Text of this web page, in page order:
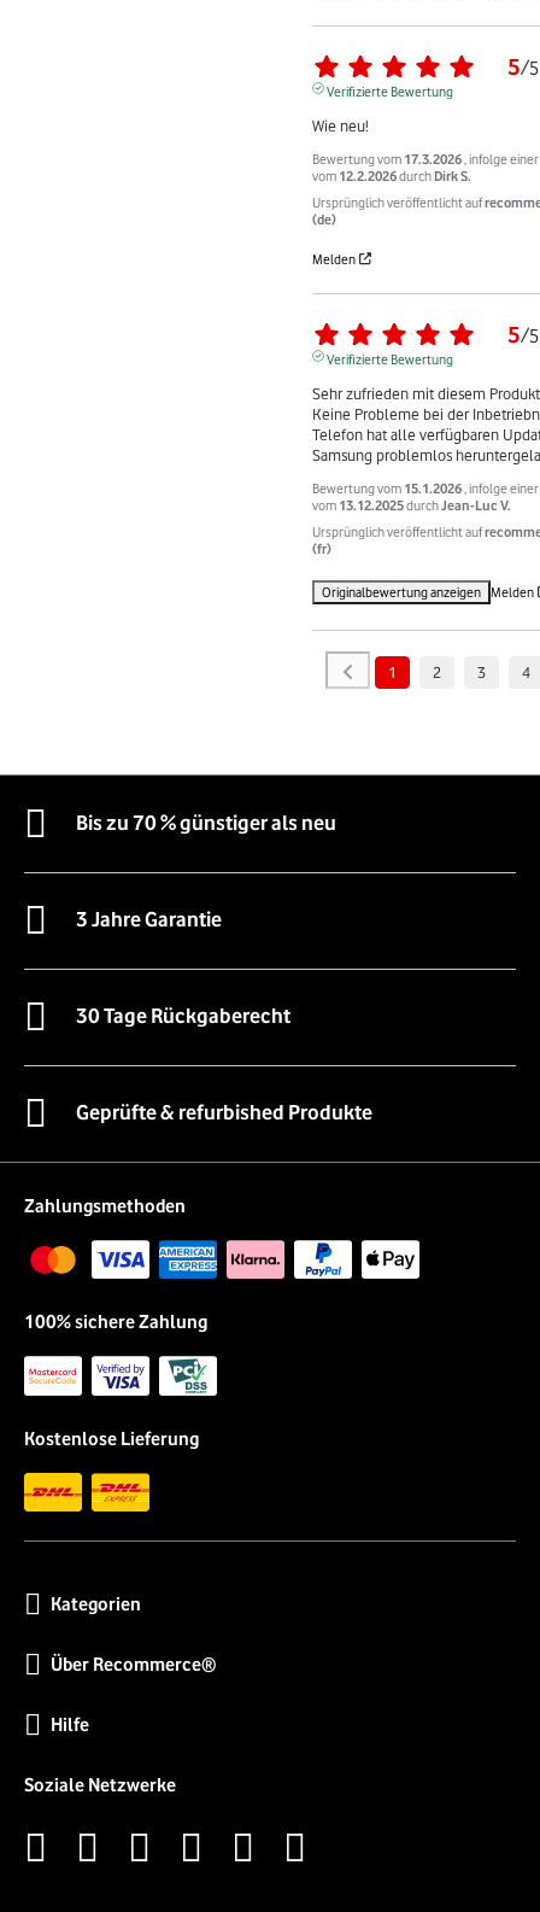
5/5
Verifizierte Bewertung
Wie neu!
Bewertung vom 17.3.2026 , infolge
vom 12.2.2026durch Dirk S.
Ursprünglich veröffentlicht auf
(de)
Melden
5/5
Verifizierte Bewertung
Sehr zufrieden mit diesem Produkt
Keine Probleme bei der
Telefon hat alle verfügbaren
Samsung problemlos
Bewertung vom 15.1.2026 , infolge
vom 13.12.2025durchJean-Luc V.
Ursprünglich veröffentlicht auf
(fr)
Originalbewertung anzeigen Melden
1 2 3 4
Bis zu 70 % günstiger als neu
3 Jahre Garantie
30 Tage Rückgaberecht
Geprüfte & refurbished Produkte
Zahlungsmethoden
100% sichere Zahlung
Kostenlose Lieferung
Kategorien
Über Recommerce®
Hilfe
Soziale Netzwerke